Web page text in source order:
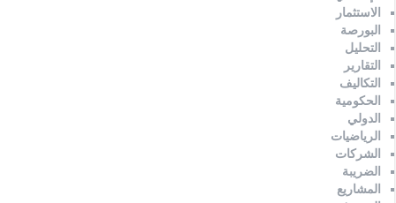
الاستثمار
البورصة
التحليل
التقارير
التكاليف
الحكومية
الدولي
الرياضيات
الشركات
الضريبة
المشاريع